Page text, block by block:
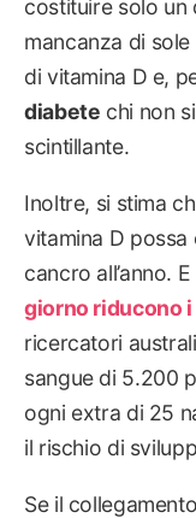
costituire solo un
mancanza di
di vitamina D e,
diabete chi non
scintillante.
Inoltre, si stima
vitamina D
cancro all’anno.
giorno riducono
ricercatori
sangue di 5.200
ogni extra di 25
il rischio di
Se il